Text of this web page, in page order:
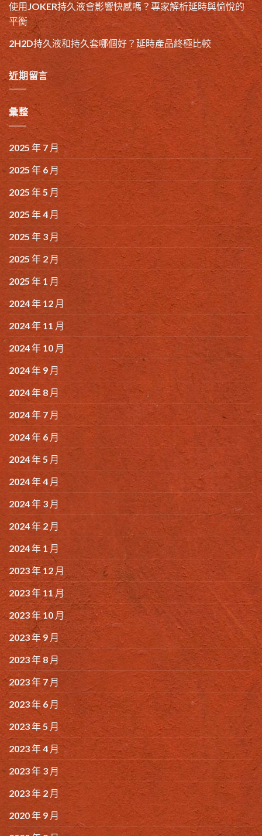
使用JOKER持久液會影響快感嗎？專家解析延時與愉悅的
平衡
2H2D持久液和持久套哪個好？延時產品終極比較
近期留言
彙整
2025 年 7 月
2025 年 6 月
2025 年 5 月
2025 年 4 月
2025 年 3 月
2025 年 2 月
2025 年 1 月
2024 年 12 月
2024 年 11 月
2024 年 10 月
2024 年 9 月
2024 年 8 月
2024 年 7 月
2024 年 6 月
2024 年 5 月
2024 年 4 月
2024 年 3 月
2024 年 2 月
2024 年 1 月
2023 年 12 月
2023 年 11 月
2023 年 10 月
2023 年 9 月
2023 年 8 月
2023 年 7 月
2023 年 6 月
2023 年 5 月
2023 年 4 月
2023 年 3 月
2023 年 2 月
2020 年 9 月